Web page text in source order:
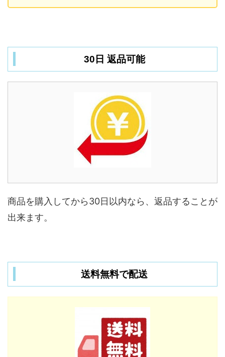
30日 返品可能
商品を購入してから30日以内なら、返品することが
出来ます。
送料無料で配送